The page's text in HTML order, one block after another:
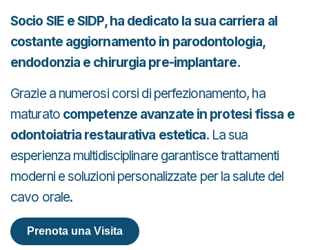
Socio SIE e SIDP, ha dedicato la sua carriera al
costante aggiornamento in parodontologia,
endodonzia e chirurgia pre-implantare.
Grazie a numerosi corsi di perfezionamento, ha
maturato competenze avanzate in protesi fissa e
odontoiatria restaurativa estetica. La sua
esperienza multidisciplinare garantisce trattamenti
moderni e soluzioni personalizzate per la salute del
cavo orale.
Prenota una Visita